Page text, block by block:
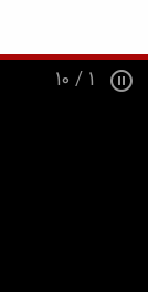
1
/
10